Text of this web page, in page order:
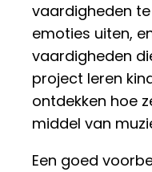
vaardigheden
emoties uiten,
vaardigheden
project leren
ontdekken hoe
middel van
Een goed